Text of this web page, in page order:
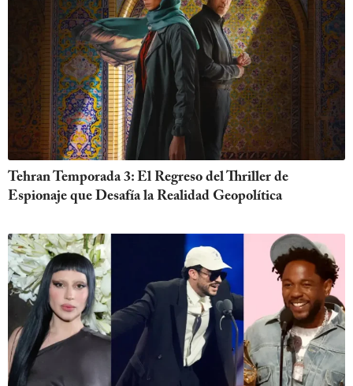
Tehran Temporada 3: El Regreso del Thriller de
Espionaje que Desafía la Realidad Geopolítica